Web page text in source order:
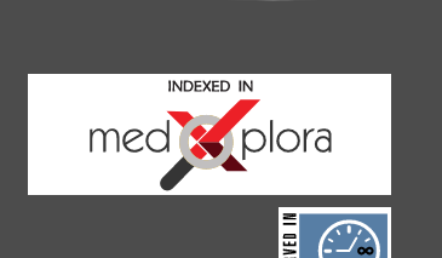
based scholary
publications, governed by
and for its stakeholders.